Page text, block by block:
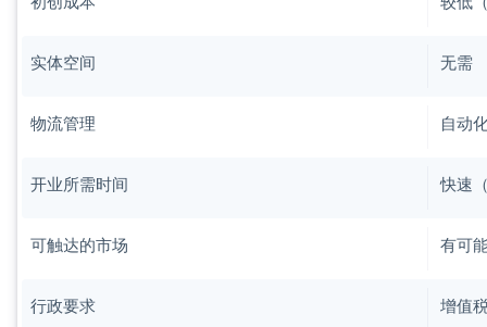
实体空间 无需
物流管理 自动
开业所需时间 快速
可触达的市场 有可
行政要求 增值